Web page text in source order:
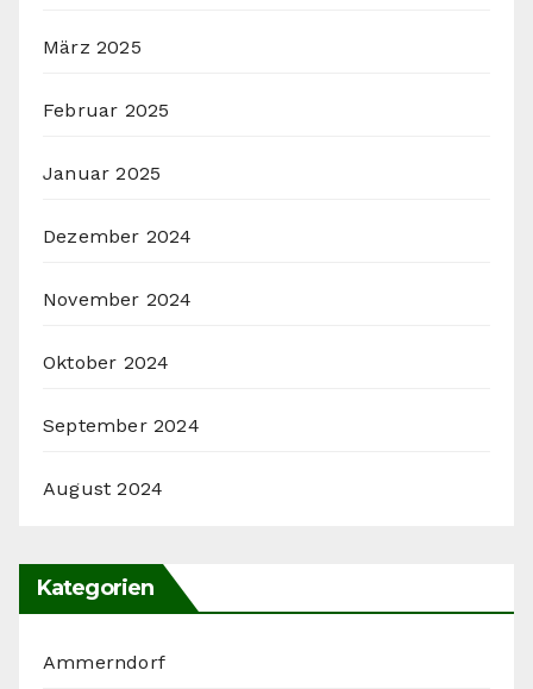
März 2025
Februar 2025
Januar 2025
Dezember 2024
November 2024
Oktober 2024
September 2024
August 2024
Kategorien
Ammerndorf